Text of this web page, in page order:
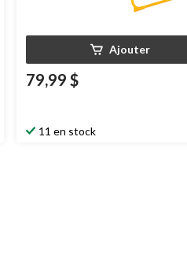
Ajouter
79,99 $
11 en stock